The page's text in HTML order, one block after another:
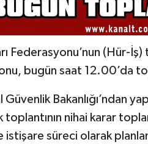
Federasyonu’nun (Hür-
bugün saat 12.00’da
Güvenlik Bakanlığı’ndan
nihai karar
süreci olarak